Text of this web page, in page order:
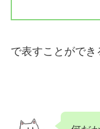
で表すことができ